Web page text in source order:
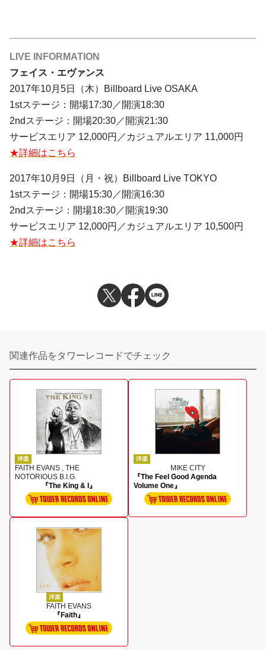
LIVE INFORMATION
フェイス・エヴァンス
2017年10月5日（木）Billboard Live OSAKA
1stステージ：開場17:30／開演18:30
2ndステージ：開場20:30／開演21:30
サービスエリア 12,000円／カジュアルエリア 11,000円
★詳細はこちら
2017年10月9日（月・祝）Billboard Live TOKYO
1stステージ：開場15:30／開演16:30
2ndステージ：開場18:30／開演19:30
サービスエリア 12,000円／カジュアルエリア 10,500円
★詳細はこちら
関連作品をタワーレコードでチェック
洋楽
FAITH EVANS , THE
NOTORIOUS B.I.G.
『The King & I』
洋楽
MIKE CITY
『The Feel Good Agenda
Volume One』
洋楽
FAITH EVANS
『Faith』